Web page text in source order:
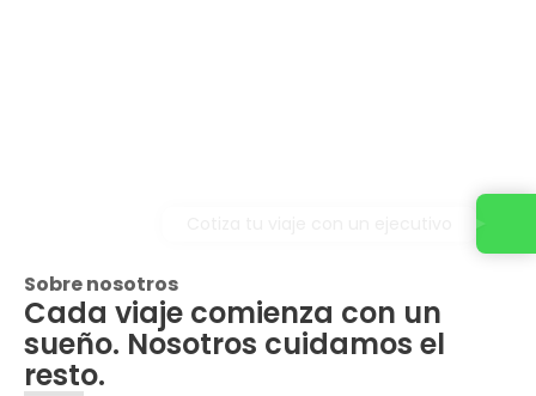
Sobre nosotros
Cada viaje comienza con un
sueño. Nosotros cuidamos el
resto.